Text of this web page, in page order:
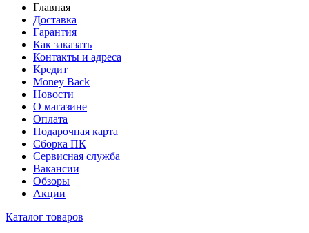
Главная
Доставка
Гарантия
Как заказать
Контакты и адреса
Кредит
Money Back
Новости
О магазине
Оплата
Подарочная карта
Сборка ПК
Сервисная служба
Вакансии
Обзоры
Акции
Каталог товаров